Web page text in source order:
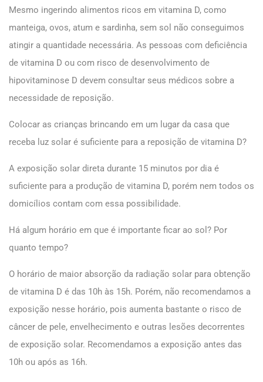
Mesmo ingerindo alimentos ricos em vitamina D, como
manteiga, ovos, atum e sardinha, sem sol não conseguimos
atingir a quantidade necessária. As pessoas com deficiência
de vitamina D ou com risco de desenvolvimento de
hipovitaminose D devem consultar seus médicos sobre a
necessidade de reposição.
Colocar as crianças brincando em um lugar da casa que
receba luz solar é suficiente para a reposição de vitamina D?
A exposição solar direta durante 15 minutos por dia é
suficiente para a produção de vitamina D, porém nem todos os
domicílios contam com essa possibilidade.
Há algum horário em que é importante ficar ao sol? Por
quanto tempo?
O horário de maior absorção da radiação solar para obtenção
de vitamina D é das 10h às 15h. Porém, não recomendamos a
exposição nesse horário, pois aumenta bastante o risco de
câncer de pele, envelhecimento e outras lesões decorrentes
de exposição solar. Recomendamos a exposição antes das
10h ou após as 16h.